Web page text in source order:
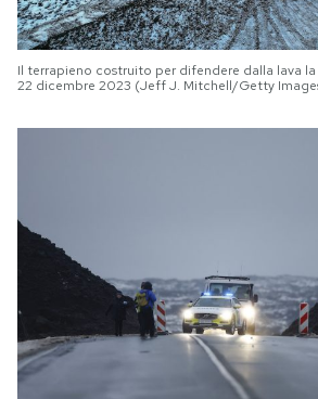
Il terrapieno costruito per difendere dalla lava
22 dicembre 2023 (Jeff J. Mitchell/Getty